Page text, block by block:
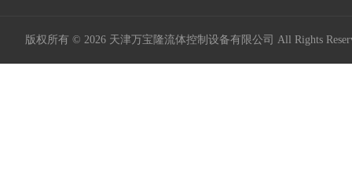
版权所有 © 2026 天津万宝隆流体控制设备有限公司 All Rights